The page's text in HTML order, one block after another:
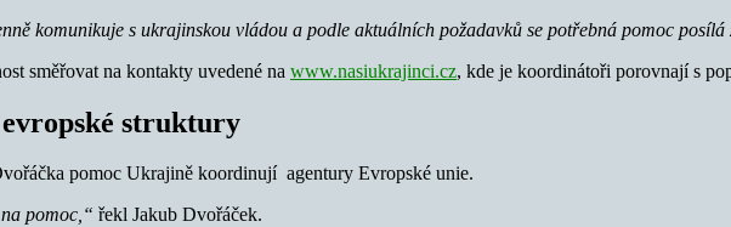
komunikuje s ukrajinskou vládou a podle aktuálních požadavků se potřebná pomoc
směřovat na kontakty uvedené na www.nasiukrajinci.cz, kde je koordinátoři porovnají s
struktury
pomoc Ukrajině koordinují agentury Evropské unie.
pomoc,“ řekl Jakub Dvořáček.